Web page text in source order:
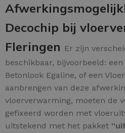
Decochip bij
Fleringen Er zijn
beschikbaar, bijvoorbeeld:
Betonlook Egaline, of een
aanbrengen van deze
vloerverwarming, moeten de
gefixeerd worden met
uitstekend met het pakket